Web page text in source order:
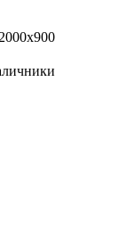
2000x900